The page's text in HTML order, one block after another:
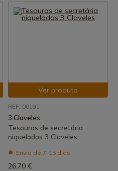
Ver produto
REF: 00191
3 Claveles
Tesouras de secretária
niqueladas 3 Claveles
Envio de 7-15 dias
26,70 €